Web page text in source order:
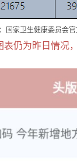
国家卫生健康委员会官
仍为昨日情况